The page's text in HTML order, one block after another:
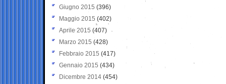
Giugno 2015 (396)
Maggio 2015 (402)
Aprile 2015 (407)
Marzo 2015 (428)
Febbraio 2015 (417)
Gennaio 2015 (434)
Dicembre 2014 (454)